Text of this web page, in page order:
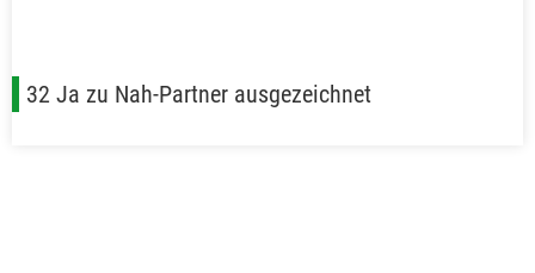
32 Ja zu Nah-Partner ausgezeichnet